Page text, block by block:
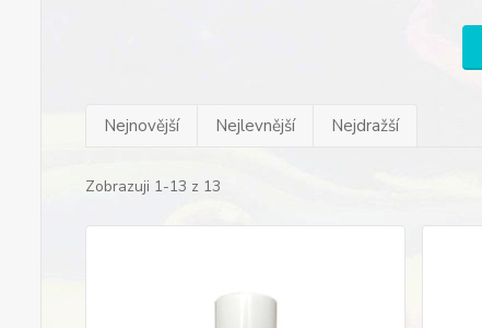
Nejnovější Nejlevnější Nejdražší
Zobrazuji 1-13 z 13